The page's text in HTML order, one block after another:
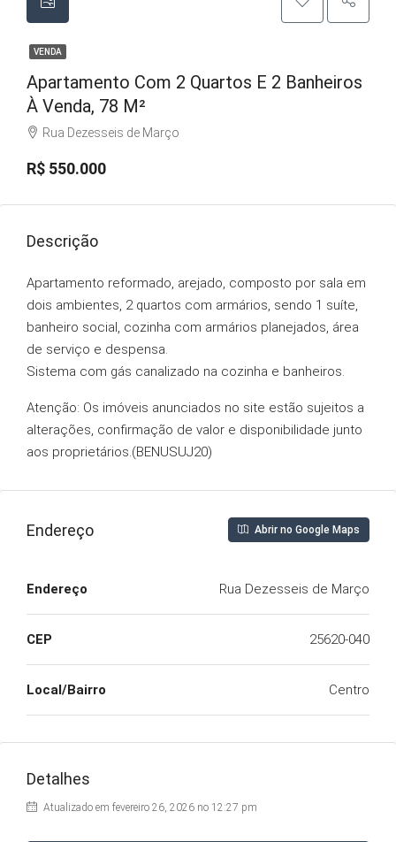
VENDA
Apartamento Com 2 Quartos E 2 Banheiros
À Venda, 78 M²
Rua Dezesseis de Março
R$ 550.000
Descrição
Apartamento reformado, arejado, composto por sala em
dois ambientes, 2 quartos com armários, sendo 1 suíte,
banheiro social, cozinha com armários planejados, área
de serviço e despensa.
Sistema com gás canalizado na cozinha e banheiros.
Atenção: Os imóveis anunciados no site estão sujeitos a
alterações, confirmação de valor e disponibilidade junto
aos proprietários.(BENUSUJ20)
Endereço Abrir no Google Maps
Endereço Rua Dezesseis de Março
CEP 25620-040
Local/Bairro Centro
Detalhes
Atualizado em fevereiro 26, 2026 no 12:27 pm